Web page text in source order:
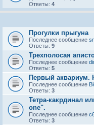
Ответы: 4
Прогулки прыгуна
Последнее сообщение
Ответы: 9
Трехполосая
Последнее сообщение
Ответы: 5
Первый аквариум.
Последнее сообщение
Ответы: 3
Тетра-какрдинал
one".
Последнее сообщение
Ответы: 3